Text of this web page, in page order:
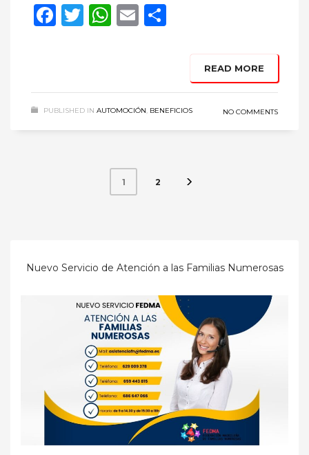
Facebook
Twitter
WhatsApp
Email
READ MORE
PUBLISHED IN AUTOMOCIÓN, BENEFICIOS NO COMMENTS
1 2
Nuevo Servicio de Atención a las Familias Numerosas